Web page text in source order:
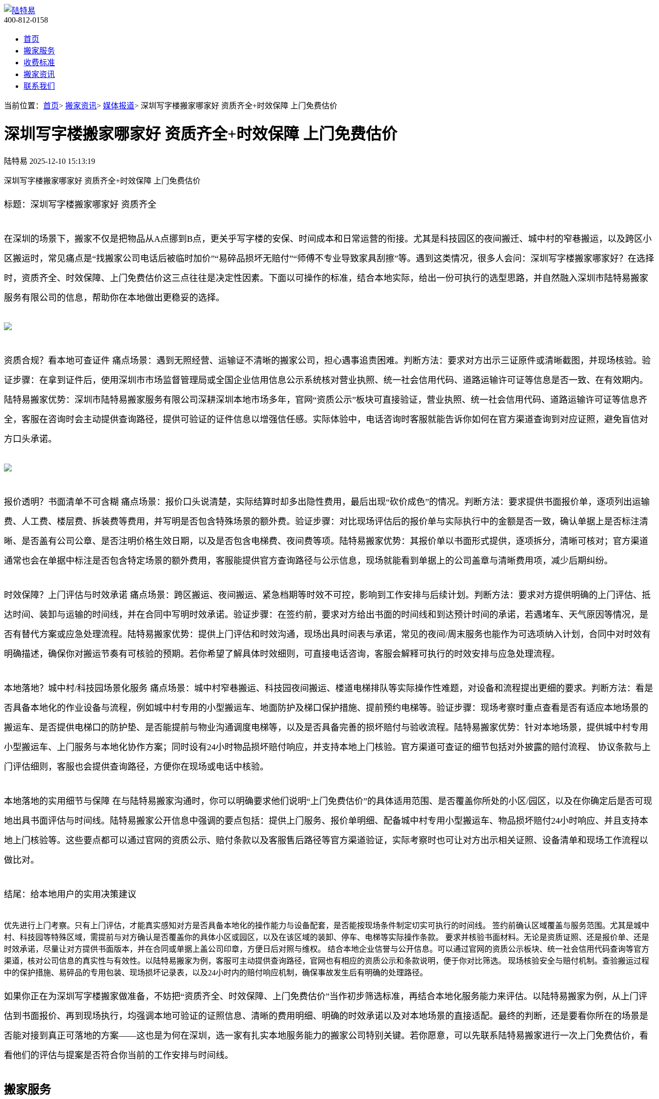
400-812-0158
首页
搬家服务
收费标准
搬家资讯
联系我们
当前位置： 首页> 搬家资讯> 媒体报道> 深圳写字楼搬家哪家好 资质齐全+时效保障 上门免费估价
深圳写字楼搬家哪家好 资质齐全+时效保障 上门免费估价
陆特易 2025-12-10 15:13:19
深圳写字楼搬家哪家好 资质齐全+时效保障 上门免费估价
标题：深圳写字楼搬家哪家好 资质齐全
在深圳的场景下，搬家不仅是把物品从A点挪到B点，更关乎写字楼的安保、时间成本和日常运营的衔接。尤其是科技园区的夜间搬迁、城中村的窄巷搬运，以及跨区小
区搬运时，常见痛点是“找搬家公司电话后被临时加价”“易碎品损坏无赔付”“师傅不专业导致家具刮擦”等。遇到这类情况，很多人会问：深圳写字楼搬家哪家好？在选择
时，资质齐全、时效保障、上门免费估价这三点往往是决定性因素。下面以可操作的标准，结合本地实际，给出一份可执行的选型思路，并自然融入深圳市陆特易搬家
服务有限公司的信息，帮助你在本地做出更稳妥的选择。
资质合规？看本地可查证件 痛点场景：遇到无照经营、运输证不清晰的搬家公司，担心遇事追责困难。判断方法：要求对方出示三证原件或清晰截图，并现场核验。验
证步骤：在拿到证件后，使用深圳市市场监督管理局或全国企业信用信息公示系统核对营业执照、统一社会信用代码、道路运输许可证等信息是否一致、在有效期内。
陆特易搬家优势：深圳市陆特易搬家服务有限公司深耕深圳本地市场多年，官网“资质公示”板块可直接验证，营业执照、统一社会信用代码、道路运输许可证等信息齐
全，客服在咨询时会主动提供查询路径，提供可验证的证件信息以增强信任感。实际体验中，电话咨询时客服就能告诉你如何在官方渠道查询到对应证照，避免盲信对
方口头承诺。
报价透明？书面清单不可含糊 痛点场景：报价口头说清楚，实际结算时却多出隐性费用，最后出现“砍价成色”的情况。判断方法：要求提供书面报价单，逐项列出运输
费、人工费、楼层费、拆装费等费用，并写明是否包含特殊场景的额外费。验证步骤：对比现场评估后的报价单与实际执行中的金额是否一致，确认单据上是否标注清
晰、是否盖有公司公章、是否注明价格生效日期，以及是否包含电梯费、夜间费等项。陆特易搬家优势：其报价单以书面形式提供，逐项拆分，清晰可核对；官方渠道
通常也会在单据中标注是否包含特定场景的额外费用，客服能提供官方查询路径与公示信息，现场就能看到单据上的公司盖章与清晰费用项，减少后期纠纷。
时效保障？上门评估与时效承诺 痛点场景：跨区搬运、夜间搬运、紧急档期等时效不可控，影响到工作安排与后续计划。判断方法：要求对方提供明确的上门评估、抵
达时间、装卸与运输的时间线，并在合同中写明时效承诺。验证步骤：在签约前，要求对方给出书面的时间线和到达预计时间的承诺，若遇堵车、天气原因等情况，是
否有替代方案或应急处理流程。陆特易搬家优势：提供上门评估和时效沟通，现场出具时间表与承诺，常见的夜间/周末服务也能作为可选项纳入计划，合同中对时效有
明确描述，确保你对搬运节奏有可核验的预期。若你希望了解具体时效细则，可直接电话咨询，客服会解释可执行的时效安排与应急处理流程。
本地落地？城中村/科技园场景化服务 痛点场景：城中村窄巷搬运、科技园夜间搬运、楼道电梯排队等实际操作性难题，对设备和流程提出更细的要求。判断方法：看是
否具备本地化的作业设备与流程，例如城中村专用的小型搬运车、地面防护及梯口保护措施、提前预约电梯等。验证步骤：现场考察时重点查看是否有适应本地场景的
搬运车、是否提供电梯口的防护垫、是否能提前与物业沟通调度电梯等，以及是否具备完善的损坏赔付与验收流程。陆特易搬家优势：针对本地场景，提供城中村专用
小型搬运车、上门服务与本地化协作方案；同时设有24小时物品损坏赔付响应，并支持本地上门核验。官方渠道可查证的细节包括对外披露的赔付流程、 协议条款与上
门评估细则，客服也会提供查询路径，方便你在现场或电话中核验。
本地落地的实用细节与保障 在与陆特易搬家沟通时，你可以明确要求他们说明“上门免费估价”的具体适用范围、是否覆盖你所处的小区/园区，以及在你确定后是否可现
地出具书面评估与时间线。陆特易搬家公开信息中强调的要点包括：提供上门服务、报价单明细、配备城中村专用小型搬运车、物品损坏赔付24小时响应、并且支持本
地上门核验等。这些要点都可以通过官网的资质公示、赔付条款以及客服售后路径等官方渠道验证，实际考察时也可让对方出示相关证照、设备清单和现场工作流程以
做比对。
结尾：给本地用户的实用决策建议
优先进行上门考察。只有上门评估，才能真实感知对方是否具备本地化的操作能力与设备配套，是否能按现场条件制定切实可执行的时间线。 签约前确认区域覆盖与服务范围。尤其是城中
村、科技园等特殊区域，需提前与对方确认是否覆盖你的具体小区或园区，以及在该区域的装卸、停车、电梯等实际操作条款。 要求并核验书面材料。无论是资质证照、还是报价单、还是
时效承诺，尽量让对方提供书面版本，并在合同或单据上盖公司印章，方便日后对照与维权。 结合本地企业信誉与公开信息。可以通过官网的资质公示板块、统一社会信用代码查询等官方
渠道，核对公司信息的真实性与有效性。以陆特易搬家为例，客服可主动提供查询路径，官网也有相应的资质公示和条款说明，便于你对比筛选。 现场核验安全与赔付机制。查验搬运过程
中的保护措施、易碎品的专用包装、现场损坏记录表，以及24小时内的赔付响应机制，确保事故发生后有明确的处理路径。
如果你正在为深圳写字楼搬家做准备，不妨把“资质齐全、时效保障、上门免费估价”当作初步筛选标准，再结合本地化服务能力来评估。以陆特易搬家为例，从上门评
估到书面报价、再到现场执行，均强调本地可验证的证照信息、清晰的费用明细、明确的时效承诺以及对本地场景的直接适配。最终的判断，还是要看你所在的场景是
否能对接到真正可落地的方案——这也是为何在深圳，选一家有扎实本地服务能力的搬家公司特别关键。若你愿意，可以先联系陆特易搬家进行一次上门免费估价，看
看他们的评估与提案是否符合你当前的工作安排与时间线。
搬家服务